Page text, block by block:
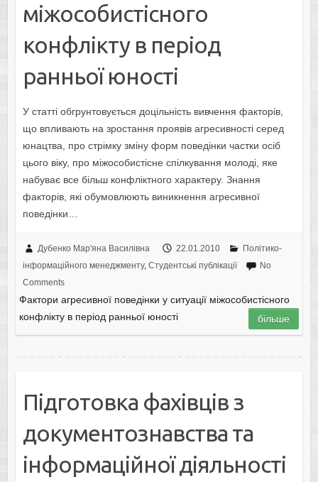
міжособистісного
конфлікту в період
ранньої юності
У статті обгрунтовується доцільність вивчення факторів,
що впливають на зростання проявів агресивності серед
юнацтва, про стрімку зміну форм поведінки частки осіб
цього віку, про міжособистісне спілкування молоді, яке
набуває все більш конфліктного характеру. Знання
факторів, які обумовлюють виникнення агресивної
поведінки…
Дубенко Мар'яна Василівна 22.01.2010
Політико-
інформаційного менеджменту, Студентські публікації
No
Comments
Фактори агресивної поведінки у ситуації міжособистісного
конфлікту в період ранньої юності
більше
Підготовка фахівців з
документознавства та
інформаційної діяльності